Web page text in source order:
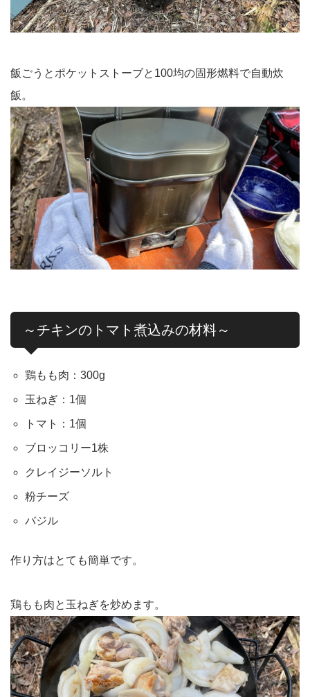
飯ごうとポケットストーブと100均の固形燃料で自動炊
飯。
～チキンのトマト煮込みの材料～
鶏もも肉：300g
玉ねぎ：1個
トマト：1個
ブロッコリー1株
クレイジーソルト
粉チーズ
バジル
作り方はとても簡単です。
鶏もも肉と玉ねぎを炒めます。